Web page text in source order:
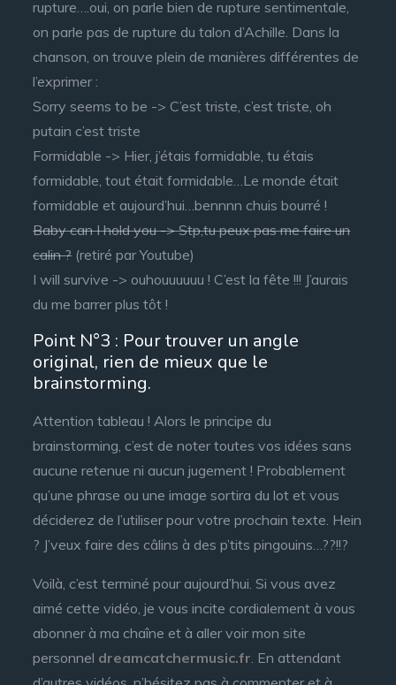
rupture….oui, on parle bien de rupture sentimentale,
on parle pas de rupture du talon d’Achille. Dans la
chanson, on trouve plein de manières différentes de
l’exprimer :
Sorry seems to be -> C’est triste, c’est triste, oh
putain c’est triste
Formidable -> Hier, j’étais formidable, tu étais
formidable, tout était formidable…Le monde était
formidable et aujourd’hui…bennnn chuis bourré !
Baby can I hold you -> Stp,tu peux pas me faire un
calin ?(retiré par Youtube)
I will survive -> ouhouuuuuu ! C’est la fête !!! J’aurais
du me barrer plus tôt !
Point N°3 : Pour trouver un angle
original, rien de mieux que le
brainstorming.
Attention tableau ! Alors le principe du
brainstorming, c’est de noter toutes vos idées sans
aucune retenue ni aucun jugement ! Probablement
qu’une phrase ou une image sortira du lot et vous
déciderez de l’utiliser pour votre prochain texte. Hein
? J’veux faire des câlins à des p’tits pingouins…??!!?
Voilà, c’est terminé pour aujourd’hui. Si vous avez
aimé cette vidéo, je vous incite cordialement à vous
abonner à ma chaîne et à aller voir mon site
personnel dreamcatchermusic.fr. En attendant